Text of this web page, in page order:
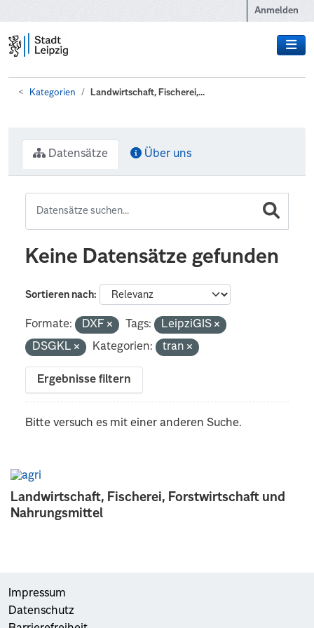
Anmelden
Kategorien Landwirtschaft, Fischerei,...
Landwirtschaft, Fischerei, Forstwirtschaft und
Nahrungsmittel
Datensätze Über uns
Keine Datensätze gefunden
Sortieren nach
Formate: DXF Tags:
LeipziGIS
DSGKL
Kategorien: tran
Ergebnisse filtern
Bitte versuch es mit einer anderen Suche.
Impressum
Datenschutz